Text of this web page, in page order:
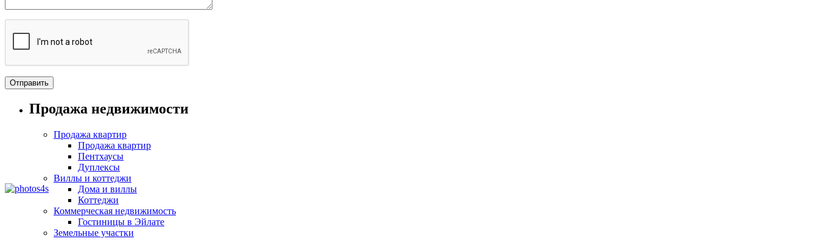
Продажа недвижимости
Продажа квартир
Продажа квартир
Пентхаусы
Дуплексы
Виллы и коттеджи
Дома и виллы
Коттеджи
Коммерческая недвижимость
Гостиницы в Эйлате
Земельные участки